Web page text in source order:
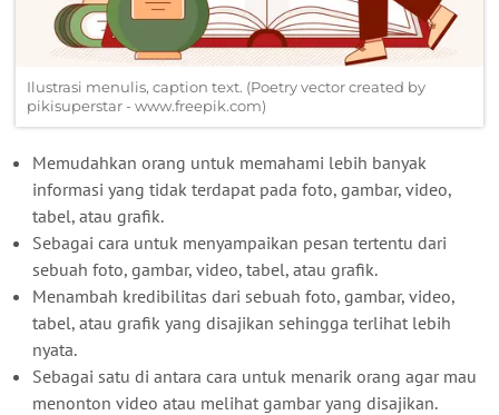
Ilustrasi menulis, caption text. (Poetry vector created by
pikisuperstar - www.freepik.com)
Memudahkan orang untuk memahami lebih banyak
informasi yang tidak terdapat pada foto, gambar, video,
tabel, atau grafik.
Sebagai cara untuk menyampaikan pesan tertentu dari
sebuah foto, gambar, video, tabel, atau grafik.
Menambah kredibilitas dari sebuah foto, gambar, video,
tabel, atau grafik yang disajikan sehingga terlihat lebih
nyata.
Sebagai satu di antara cara untuk menarik orang agar mau
menonton video atau melihat gambar yang disajikan.